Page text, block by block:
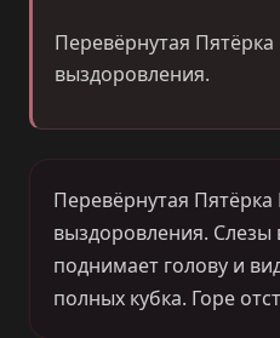
Перевёрнутая
выздоровления.
Перевёрнутая
выздоровления. Слезы
поднимает голову и
полных кубка. Горе